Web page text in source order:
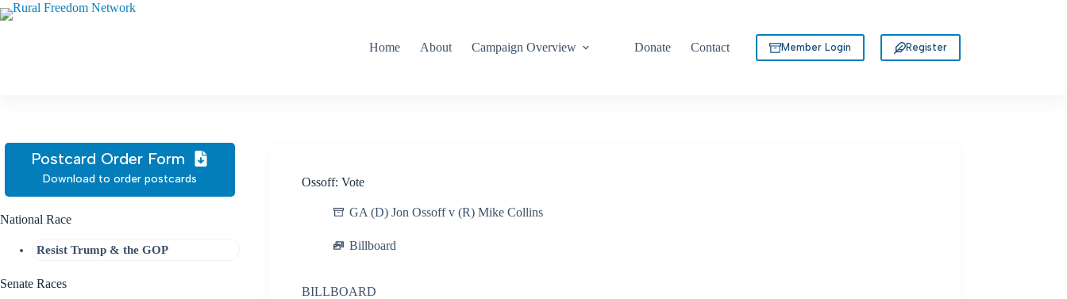
Skip
to
Home
About Campaign Overview Donate Contact Member Login Register
Ossoff: Vote
GA (D) Jon Ossoff v (R) Mike Collins
Billboard
BILLBOARD
Postcard Order Form
Download to order postcards
National Race
Resist Trump & the GOP
Senate Races